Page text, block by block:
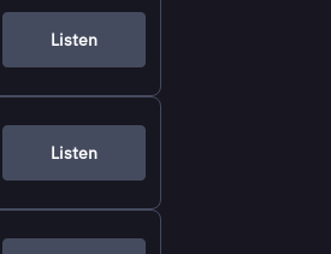
Listen
Listen